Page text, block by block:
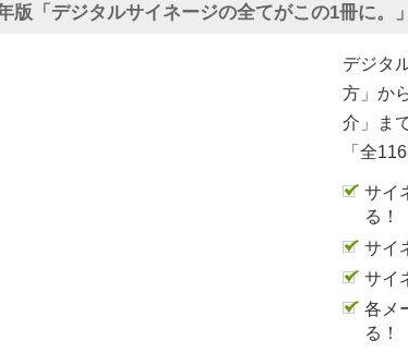
例えば、こちらにあるメ
お知らせ」をタップし
みますとお知らせの一覧
さらに、この中から一
と思います。タップしま
面が表示されました。
PDFデータとなっており
PowerPointをご利用で
版「デジタルサイネージの全てがこの1冊に。
デジタ
方」か
介」ま
「全
サイ
る！
サイ
サイ
各メ
る！